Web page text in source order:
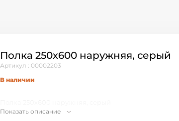
Полка 250х600 наружняя, серый
Артикул : 00002203
В наличии
Показать описание